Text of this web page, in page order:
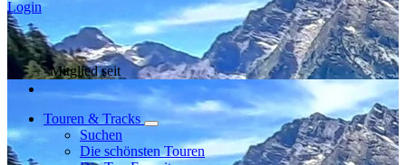
Login
Mitglied seit
Touren & Tracks
Suchen
Die schönsten Touren